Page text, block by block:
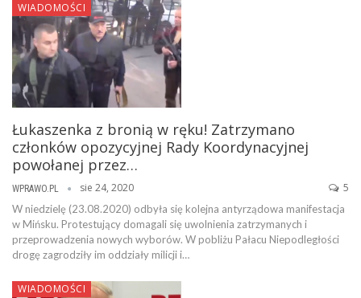
WIADOMOŚCI
Łukaszenka z bronią w ręku! Zatrzymano
członków opozycyjnej Rady Koordynacyjnej
powołanej przez…
WPRAWO.PL sie 24, 2020 5
W niedzielę (23.08.2020) odbyła się kolejna antyrządowa manifestacja
w Mińsku. Protestujący domagali się uwolnienia zatrzymanych i
przeprowadzenia nowych wyborów. W pobliżu Pałacu Niepodległości
drogę zagrodziły im oddziały milicji i…
WIADOMOŚCI